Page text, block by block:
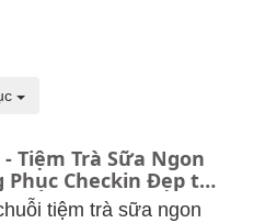
Tiệm Trà Sữa Ngon
Phục Checkin Đẹp tại
tiệm trà sữa ngon